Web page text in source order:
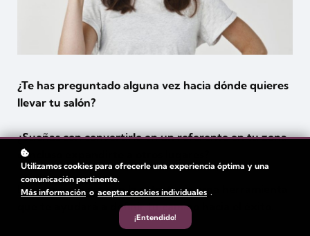
¿Te has preguntado alguna vez hacia dónde quieres
llevar tu salón?
¿Sueñas con convertirlo en un referente en tu zona
o incluso expandirte a otros lugares?
La respuesta está en la estrategia, una herramienta
que te ayudará a definir tu camino hacia el éxito.
Utilizamos cookies para ofrecerle una experiencia óptima y una
comunicación pertinente.
Más información o aceptar cookies individuales .
¡Entendido!